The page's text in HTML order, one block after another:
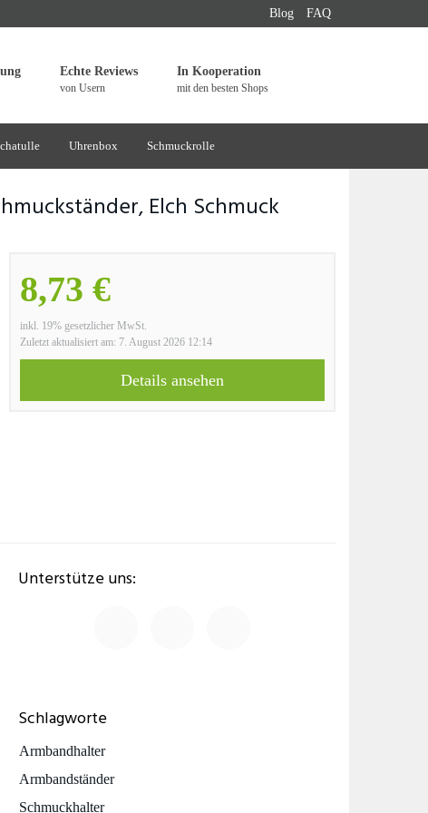
Blog FAQ
Echte Reviews
von Usern
In Kooperation
mit den besten Shops
Uhrenbox Schmuckrolle
Elch Schmuck
8,73 €
inkl. 19% gesetzlicher MwSt.
Zuletzt aktualisiert am: 7. August 2026 12:14
Details ansehen
Unterstütze uns:
Schlagworte
Armbandhalter
Armbandständer
Schmuckhalter